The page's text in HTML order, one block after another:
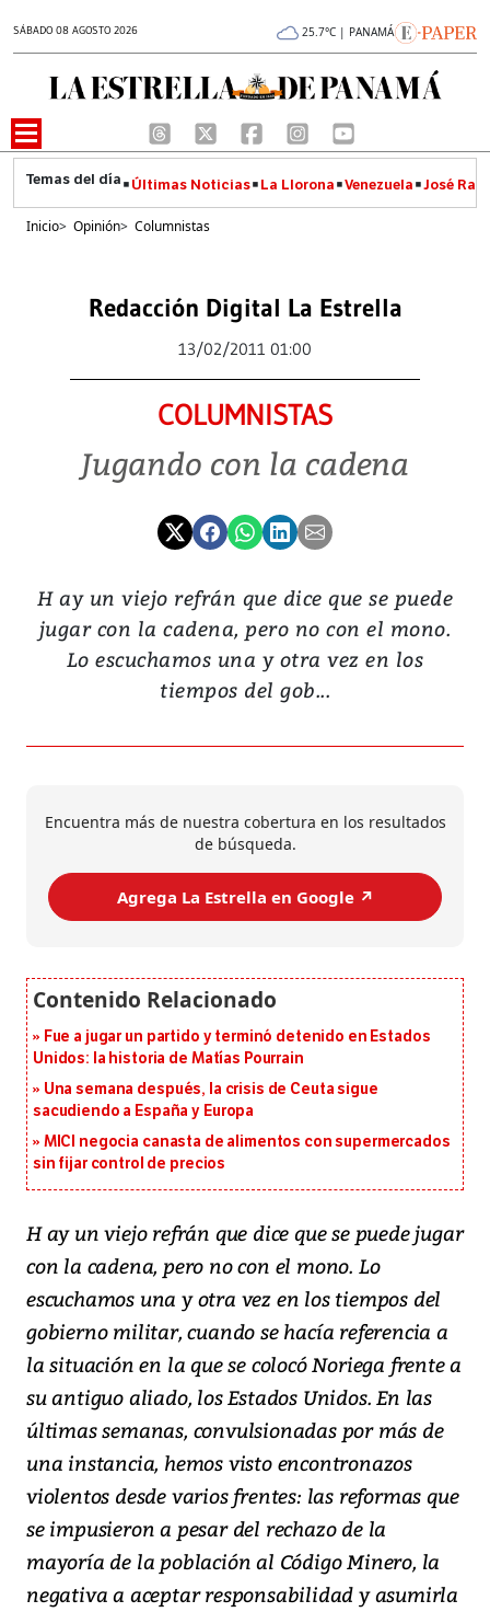
SÁBADO 08 AGOSTO 2026 25.7°C | PANAMÁ
Últimas Noticias La Llorona Venezuela José
Inicio> Opinión> Columnistas
Redacción Digital La Estrella
13/02/2011 01:00
COLUMNISTAS
Jugando con la cadena
H ay un viejo refrán que dice que se puede
jugar con la cadena, pero no con el mono.
Lo escuchamos una y otra vez en los
tiempos del gob...
Encuentra más de nuestra cobertura en los resultados
de búsqueda.
Agrega La Estrella en Google ↗️
Fue a jugar un partido y terminó detenido en Estados
Unidos: la historia de Matías Pourrain
Una semana después, la crisis de Ceuta sigue
sacudiendo a España y Europa
MICI negocia canasta de alimentos con supermercados
sin fijar control de precios
H ay un viejo refrán que dice que se puede jugar
con la cadena, pero no con el mono. Lo
escuchamos una y otra vez en los tiempos del
gobierno militar, cuando se hacía referencia a
la situación en la que se colocó Noriega frente a
su antiguo aliado, los Estados Unidos. En las
últimas semanas, convulsionadas por más de
una instancia, hemos visto encontronazos
violentos desde varios frentes: las reformas que
se impusieron a pesar del rechazo de la
mayoría de la población al Código Minero, la
negativa a aceptar responsabilidad y asumirla